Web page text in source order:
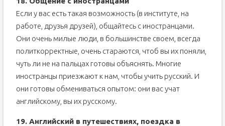
Если у вас есть такая возможность (в институте, на
работе, друзья друзей), общайтесь с иностранцами.
Они очень милые люди, в большинстве своем, всегда
политкорректные, очень стараются, чтоб вы их поняли,
чуть ли не на пальцах готовы объяснять. Многие
иностранцы приезжают к нам, чтобы учить русский. И
они готовы обмениваться опытом: они вас учат
английскому, вы их русскому.
19. Английский в путешествиях, поездка в